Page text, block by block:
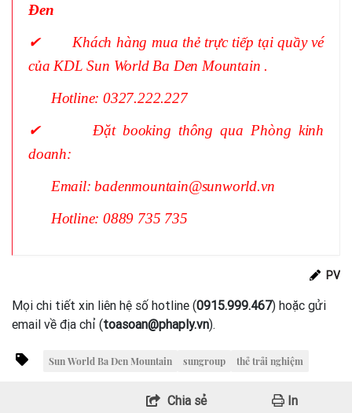
Đen
✔Khách hàng mua thẻ trực tiếp tại quầy vé
của KDL Sun World Ba Den Mountain .
Hotline: 0327.222.227
✔Đặt booking thông qua Phòng kinh
doanh:
Email: badenmountain@sunworld.vn
Hotline: 0889 735 735
PV
Mọi chi tiết xin liên hệ số hotline (0915.999.467) hoặc gửi
email về địa chỉ (toasoan@phaply.vn).
Sun World Ba Den Mountain sungroup thẻ trải nghiệm
Chia sẻ In